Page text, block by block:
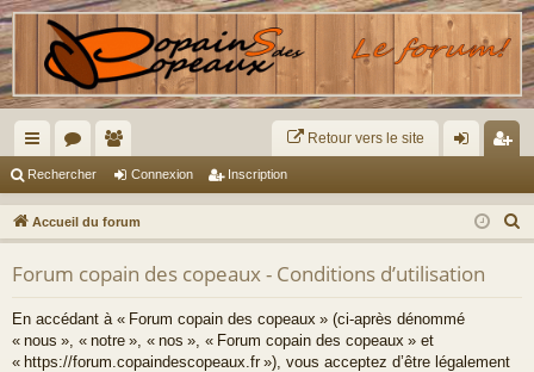
ac
co
ur
ci
s
or
u
m
s
m
br
es
Retour vers le site
ne
xi
on
cri
pti
Rechercher Connexion Inscription
Accueil du forum
e
Forum copain des copeaux - Conditions d’utilisation
En accédant à « Forum copain des copeaux » (ci-après dénommé
« nous », « notre », « nos », « Forum copain des copeaux » et
« https://forum.copaindescopeaux.fr »), vous acceptez d’être légalement